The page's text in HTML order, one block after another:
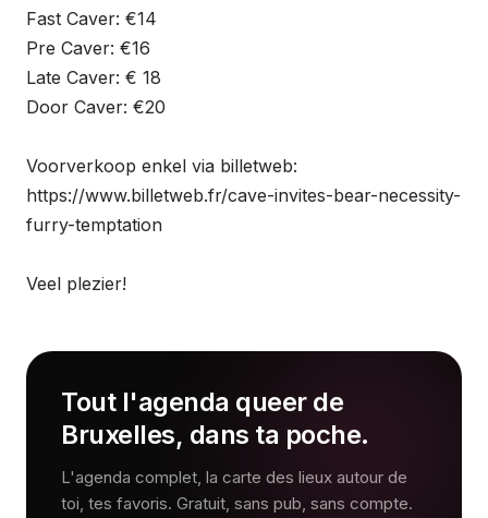
Fast Caver: €14
Pre Caver: €16
Late Caver: € 18
Door Caver: €20
Voorverkoop enkel via billetweb:
https://www.billetweb.fr/cave-invites-bear-necessity-
furry-temptation
Veel plezier!
Tout l'agenda queer de
Bruxelles, dans ta poche.
L'agenda complet, la carte des lieux autour de
toi, tes favoris. Gratuit, sans pub, sans compte.